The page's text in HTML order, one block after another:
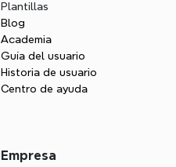
Plantillas
Blog
Academia
Guía del usuario
Historia de usuario
Centro de ayuda
Empresa